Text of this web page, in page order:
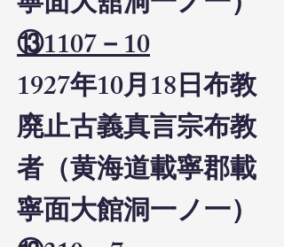
⑬1107－10
1927年10月18日布教
廃止古義真言宗布教
者（黄海道載寧郡載
寧面大館洞一ノ一）